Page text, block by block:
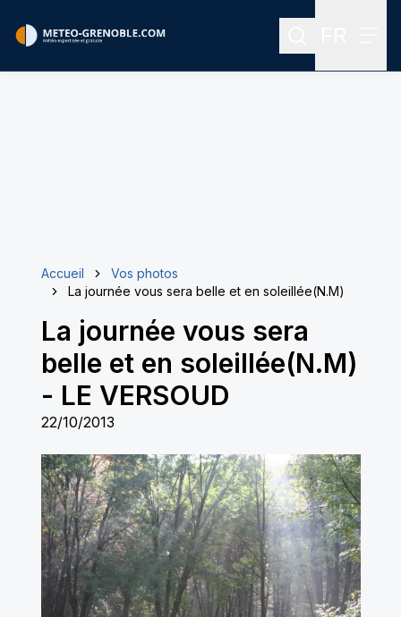
Rechercher
Accueil
Vos photos
La journée vous sera belle et en soleillée(N.M)
La journée vous sera
belle et en soleillée(N.M)
- LE VERSOUD
22/10/2013